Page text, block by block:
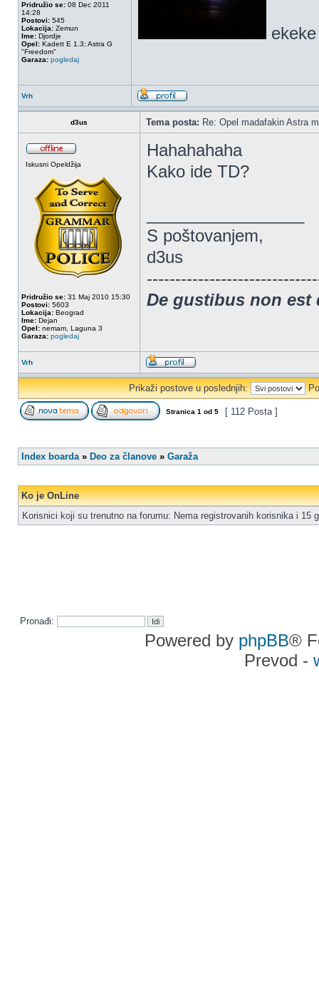
Pridružio se: 08 Dec 2011
14:28
Postovi: 545
Lokacija: Zemun
Ime: Djordje
Opel: Kadett E 1.3; Astra G
"Freedom"
Garaza: pogledaj
Vrh
d3us Tema posta: Re: Opel madafakin Astra
Iskusni Opeldžija
Pridružio se: 31 Maj 2010 15:30
Postovi: 5603
Lokacija: Beograd
Ime: Dejan
Opel: nemam, Laguna 3
Garaza: pogledaj
Hahahahaha
Kako ide TD?
S poštovanjem,
d3us
De gustibus non est
Vrh
Prikaži postove u poslednjih:
Stranica 1 od 5 [ 112 Posta ]
Index boarda» Deo za članove » Garaža
Ko je OnLine
Korisnici koji su trenutno na forumu: Nema registrovanih korisnika i 15
Pronađi:
Powered by phpBB®
Prevod -